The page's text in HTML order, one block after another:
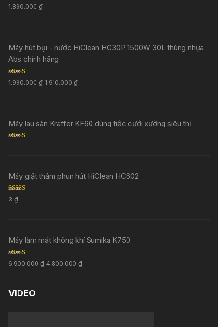
Rated 5.00
out of 5
1.890.000₫
Máy hút bụi - nước HiClean HC30P 1500W 30L thùng nhựa
Abs chính hãng
Rated 5.00
out of 5
1.990.000₫ 1.910.000₫
Máy lau sàn Kraffer KF60 dùng tiệc cưới xưởng siêu thị
Máy giặt thảm phun hút HiClean HC602
Rated
out of 5
3₫
Máy làm mát không khí Sumika K750
Rated 5.00
out of 5
6.900.000₫ 4.800.000₫
VIDEO